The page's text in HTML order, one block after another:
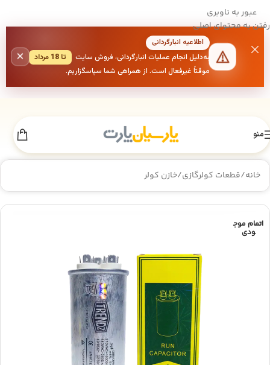
عبور به ناوبری
رفتن به محتوای اصلی
اطلاعیه انبارگردانی
به‌دلیل انجام عملیات انبارگردانی، فروش سایت
تا 18 مرداد
موقتاً غیرفعال است. از همراهی شما سپاسگزاریم.
×
منو
خانه/قطعات کولرگازی/خازن کولر
اتمام موج
ودی